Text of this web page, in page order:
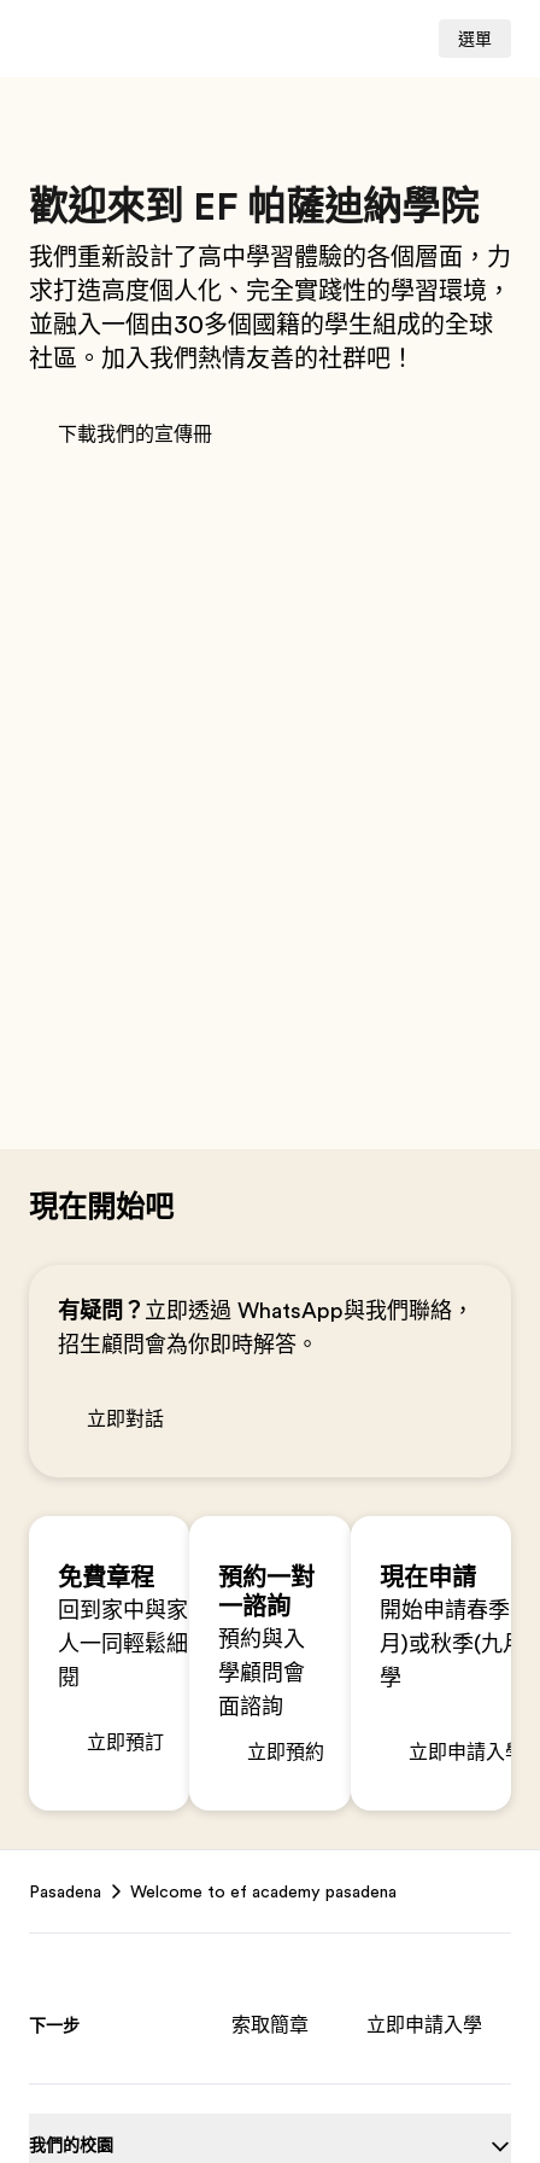
選單
歡迎來到 EF 帕薩迪納學院
我們重新設計了高中學習體驗的各個層面，力
求打造高度個人化、完全實踐性的學習環境，
並融入一個由30多個國籍的學生組成的全球
社區。加入我們熱情友善的社群吧！
下載我們的宣傳冊
現在開始吧
有疑問？ 立即透過 WhatsApp與我們聯絡，
招生顧問會為你即時解答。
立即對話
免費章程
回到家中與家
人一同輕鬆細
閱
立即預訂
預約一對
一諮詢
預約與入
學顧問會
面諮詢
立即預約
現在申請
開始申請春季(一
月)或秋季(九月)
學
立即申請入學
Pasadena Welcome to ef academy pasadena
下一步 索取簡章 立即申請入學
我們的校園